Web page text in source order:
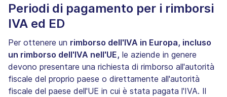
Periodi di pagamento per i rimborsi
IVA ed ED
Per ottenere un rimborso dell'IVA in Europa, incluso
un rimborso dell'IVA nell'UE, le aziende in genere
devono presentare una richiesta di rimborso all'autorità
fiscale del proprio paese o direttamente all'autorità
fiscale del paese dell'UE in cui è stata pagata l'IVA. Il